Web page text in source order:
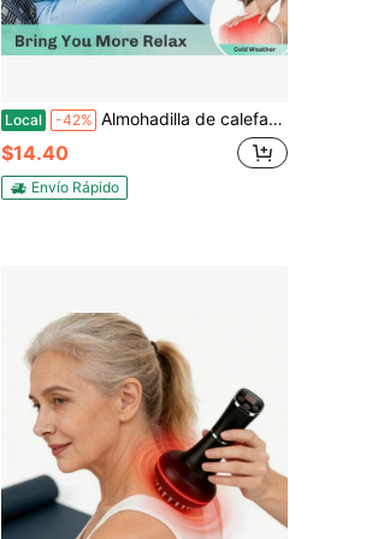
Local -42% Almohadilla de calefacción inalámbrica para hombros con masaje, envoltorio térmico recargable para hombros con pantalla LED, 3 niveles de calor y 3 niveles de vibración, para usar en hombros, codos y rodillas - regalo ideal para ancianos, amantes del fitness y trabajadores de oficina
$14.40
Envío Rápido